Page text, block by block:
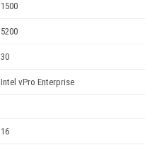
1500
5200
30
Intel vPro Enterprise
16